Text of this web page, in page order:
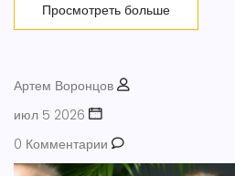
Просмотреть больше
Артем Воронцов
июл 5 2026
0 Комментарии